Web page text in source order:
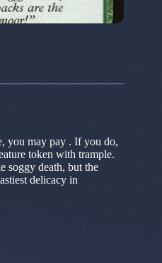
you may pay . If you do,
token with trample.
soggy death, but the
delicacy in